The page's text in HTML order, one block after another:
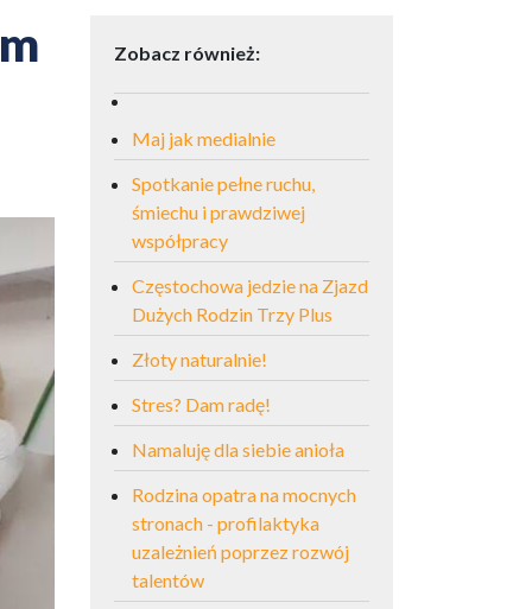
Zobacz również:
Maj jak medialnie
Spotkanie pełne ruchu,
śmiechu i prawdziwej
współpracy
Częstochowa jedzie na Zjazd
Dużych Rodzin Trzy Plus
Złoty naturalnie!
Stres? Dam radę!
Namaluję dla siebie anioła
Rodzina opatra na mocnych
stronach - profilaktyka
uzależnień poprzez rozwój
talentów